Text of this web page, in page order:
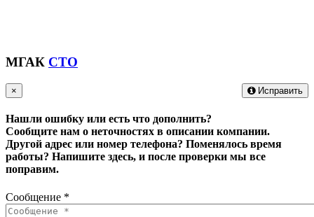
МГАК СТО
Исправить
×
Нашли ошибку или есть что дополнить?
Сообщите нам о неточностях в описании компании.
Другой адрес или номер телефона? Поменялось время
работы? Напишите здесь, и после проверки мы все
поправим.
Сообщение *